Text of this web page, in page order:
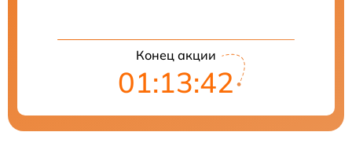
Конец акции
01:13:41